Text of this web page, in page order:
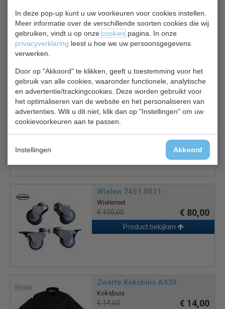
In deze pop-up kunt u uw voorkeuren voor cookies instellen.
Meer informatie over de verschillende soorten cookies die wij
gebruiken, vindt u op onzecookiespagina. In onze
privacyverklaring leest u hoe we uw persoonsgegevens
verwerken.
Door op "Akkoord" te klikken, geeft u toestemming voor het
gebruik van alle cookies, waaronder functionele, analytische
en advertentie/trackingcookies. Deze worden gebruikt voor
het optimaliseren van de website en het personaliseren van
advertenties. Wilt u dit niet, klik dan op "Instellingen" om uw
cookievoorkeuren aan te passen.
Instellingen Akkoord
automatische ontdooiing
3 roosters
Gerelateerde producten
CS rooster 7451.0015
Extra rooster
€ 20,00
Product bekijken
Wielen 7451.0011
Wielenset
€ 100,00 € 80,00
Product bekijken
Zwarte Koksbuis A439
Koksbuis
€ 14,60 € 14,00